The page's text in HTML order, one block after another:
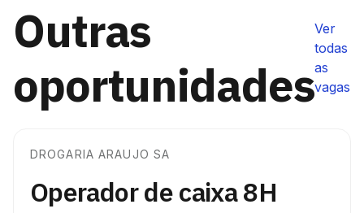
Outras
oportunidades
Ver
todas
as
vagas
DROGARIA ARAUJO SA
Operador de caixa 8H